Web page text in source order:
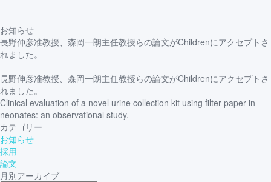
お知らせ
長野伸彦准教授、森岡一朗主任教授らの論文がChildrenにアクセプトさ
れました。
長野伸彦准教授、森岡一朗主任教授らの論文がChildrenにアクセプトさ
れました。
Clinical evaluation of a novel urine collection kit using filter paper in
neonates: an observational study.
カテゴリー
お知らせ
採用
論文
月別アーカイブ